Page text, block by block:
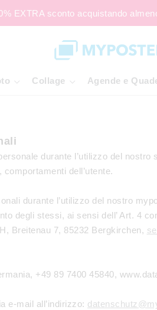
EXTRA sconto acquistando
Collage Agende e
durante l’utilizzo del
dell’utente.
durante l’utilizzo del nostro
degli stessi, ai sensi dell’ Art. 4
Breitenau 7, 85232 Bergkirchen,
+49 89 7400 45840,
e-mail all’indirizzo: